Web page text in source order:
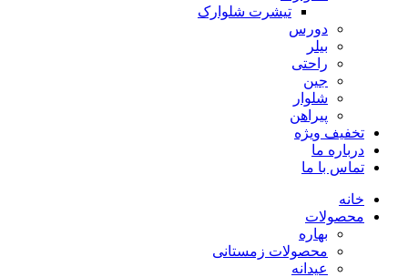
تیشرت شلوارک
دورس
بیلر
راحتی
جین
شلوار
پیراهن
تخفیف ویژه
درباره ما
تماس با ما
خانه
محصولات
بهاره
محصولات زمستانی
عیدانه